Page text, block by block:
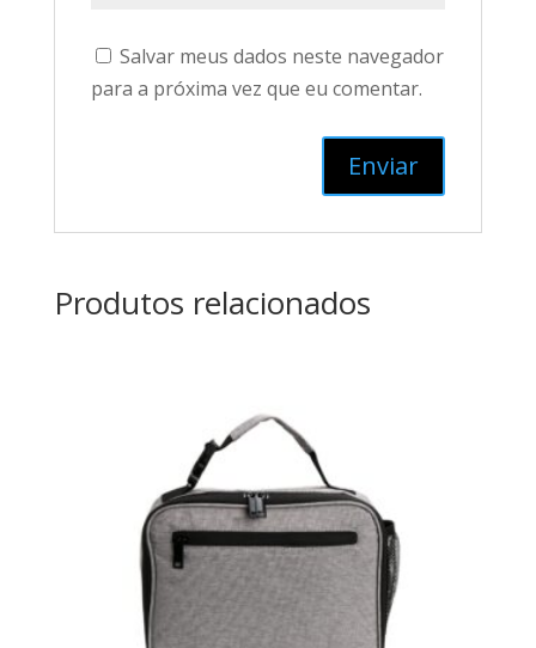
Salvar meus dados neste navegador
para a próxima vez que eu comentar.
Produtos relacionados